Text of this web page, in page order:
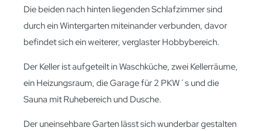
Die beiden nach hinten liegenden Schlafzimmer sind
durch ein Wintergarten miteinander verbunden, davor
befindet sich ein weiterer, verglaster Hobbybereich.
Der Keller ist aufgeteilt in Waschküche, zwei Kellerräume,
ein Heizungsraum, die Garage für 2 PKW´s und die
Sauna mit Ruhebereich und Dusche.
Der uneinsehbare Garten lässt sich wunderbar gestalten